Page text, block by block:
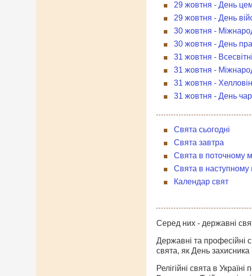
29 жовтня - День
29 жовтня - День
30 жовтня -
30 жовтня - День
31 жовтня -
31 жовтня -
31 жовтня - Хелловін
31 жовтня - День
Свята сьогодні
Свята завтра
Свята в поточному
Свята в наступному
Календар свят
Серед них - державні
Державні та професійні
свята, як День захисника
Релігійні свята в